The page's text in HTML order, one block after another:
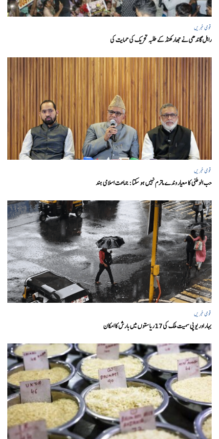
قومی خبریں
راہل گاندھی نے جھارکھنڈ کے طلبہ تحریک کی حمایت کی
قومی خبریں
حب الوطنی کا معیار وندے ماترم نہیں ہو سکتا : جماعت اسلامی ہند
قومی خبریں
بہار اور یو پی سمیت ملک کی 17ریاستوں میں بارش کا امکان